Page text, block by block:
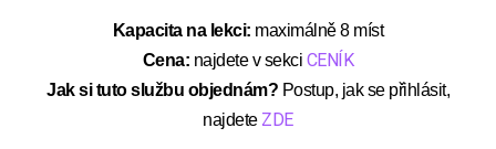
Kapacita na lekci: maximálně 8 míst
Cena: najdete v sekci CENÍK
Jak si tuto službu objednám? Postup, jak se přihlásit,
najdete ZDE